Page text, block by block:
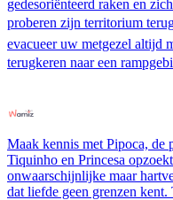
gedesoriënteerd raken en
proberen zijn territorium
evacueer uw metgezel altijd
terugkeren naar een
Maak kennis met Pipoca, de
Tiquinho en Princesa
onwaarschijnlijke maar
dat liefde geen grenzen